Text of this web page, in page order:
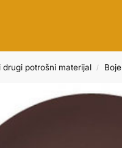
drugi potrošni materijal / Boje